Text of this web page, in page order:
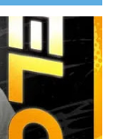
el aforo
Este domingo
Q25
vigente el
podrán